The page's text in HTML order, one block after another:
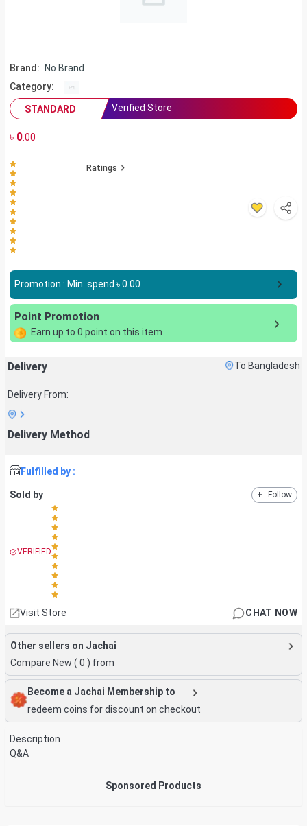
Brand:
No Brand
Category:
STANDARD
Verified Store
৳ 0.00
Ratings
Promotion : Min. spend ৳0.00
Point Promotion
Earn up to 0 point on this item
Delivery To Bangladesh
Delivery From:
Delivery Method
Fulfilled by :
Sold by + Follow
VERIFIED
Visit Store CHAT NOW
Other sellers on Jachai
Compare New ( 0 ) from
Become a Jachai Membership to
redeem coins for discount on checkout
Description
Q&A
Sponsored Products